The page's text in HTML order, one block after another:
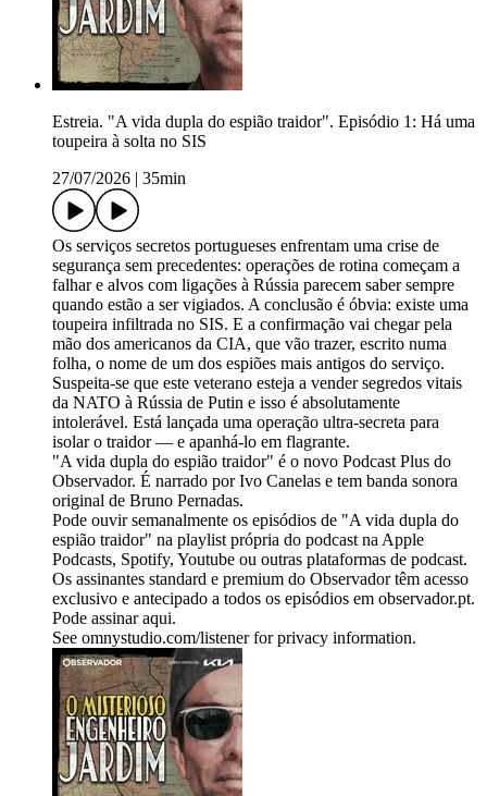
Estreia. "A vida dupla do espião traidor". Episódio 1: Há uma
toupeira à solta no SIS
27/07/2026
35min
Os serviços secretos portugueses enfrentam uma crise de
segurança sem precedentes: operações de rotina começam a
falhar e alvos com ligações à Rússia parecem saber sempre
quando estão a ser vigiados. A conclusão é óbvia: existe uma
toupeira infiltrada no SIS. E a confirmação vai chegar pela
mão dos americanos da CIA, que vão trazer, escrito numa
folha, o nome de um dos espiões mais antigos do serviço.
Suspeita-se que este veterano esteja a vender segredos vitais
da NATO à Rússia de Putin e isso é absolutamente
intolerável. Está lançada uma operação ultra-secreta para
isolar o traidor — e apanhá-lo em flagrante.
"A vida dupla do espião traidor" é o novo Podcast Plus do
Observador. É narrado por Ivo Canelas e tem banda sonora
original de Bruno Pernadas.
Pode ouvir semanalmente os episódios de "A vida dupla do
espião traidor" na playlist própria do podcast na Apple
Podcasts, Spotify, Youtube ou outras plataformas de podcast.
Os assinantes standard e premium do Observador têm acesso
exclusivo e antecipado a todos os episódios em observador.pt.
Pode assinar aqui.
See omnystudio.com/listener for privacy information.